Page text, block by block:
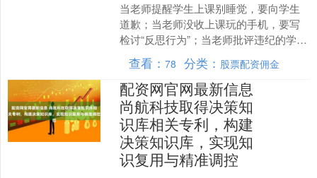
当老师提醒学生上课别睡觉，要向学生
道歉；当老师没收上课玩的手机，要写
检讨“反思行为”；当老师批评违纪的学
生，要被家长投诉“伤害孩子自尊”——
《半月谈》的一声怒喝....
查看：78 分类： 股票配资佣金
配资网官网最新信息
尚航科技取得决策知
识库相关专利，构建
决策知识库，实现知
识复用与精准调控